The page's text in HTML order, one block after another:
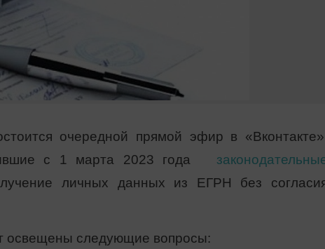
очередной прямой эфир в
с 1 марта 2023 года
личных данных из ЕГРН без
освещены следующие вопросы: